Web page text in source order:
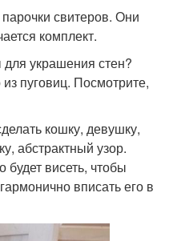
свитеров. Они
комплект.
украшения стен?
пуговиц. Посмотрите,
кошку, девушку,
абстрактный узор.
висеть, чтобы
вписать его в